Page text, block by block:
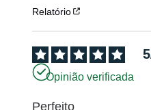
Relatório
5
Opinião verificada
Perfeito